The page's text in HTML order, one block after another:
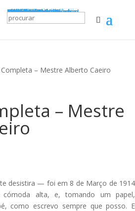
Catálogo Novidades!
Chancelas
Editorial Divergência
Edições Trebaruna
Edições Verbi Gratia
Ludovitae
Bons Ventos
Flying Umbrella
Lagartixa
IndieSpec
LINT Maia 2025
Novidades
A Minha Conta
Favoritos
0 0,00€
– Mestre Alberto Caeiro
– Mestre
€.
desistira — foi em 8 de Março de 1914
alta, e, tomando um papel,
como escrevo sempre que posso. E